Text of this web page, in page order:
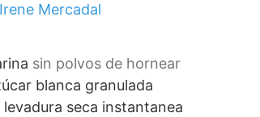
Irene Mercadal
sin polvos de hornear
blanca granulada
levadura seca instantanea